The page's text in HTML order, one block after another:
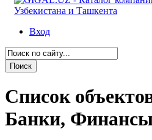
Вход
Список
Банки,